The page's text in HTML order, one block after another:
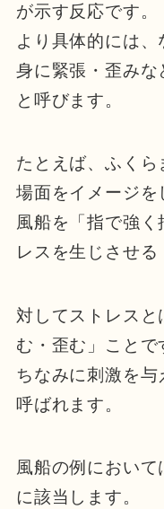
が示す反応です。
より具体的には
身に緊張・歪みな
と呼びます。
たとえば、ふく
場面をイメージを
風船を「指で強く
レスを生じさせる
対してストレスと
む・歪む」ことで
ちなみに刺激を与
呼ばれます。
風船の例におい
に該当します。